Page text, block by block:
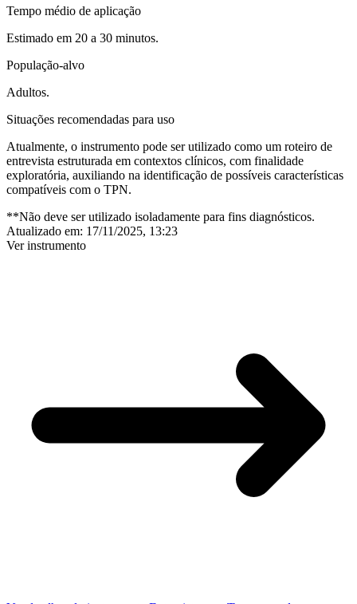
Tempo médio de aplicação
Estimado em 20 a 30 minutos.
População-alvo
Adultos.
Situações recomendadas para uso
Atualmente, o instrumento pode ser utilizado como um roteiro de
entrevista estruturada em contextos clínicos, com finalidade
exploratória, auxiliando na identificação de possíveis características
compatíveis com o TPN.
**Não deve ser utilizado isoladamente para fins diagnósticos.
Atualizado em: 17/11/2025, 13:23
Ver instrumento